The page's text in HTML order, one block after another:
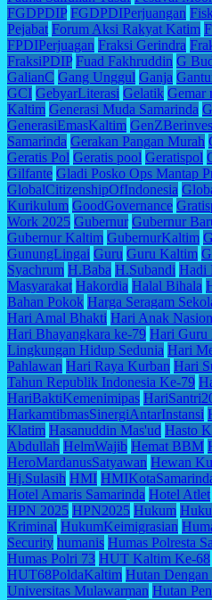
FGDPDIP FGDPDIPerjuangan
Pejabat Forum Aksi Rakyat Katim
FPDIPerjuagan Fraksi Gerindra
FraksiPDIP Fuad Fakhruddin G
GalianC Gang Unggul Ganja
GCI GebyarLiterasi Gelatik Gemar
Kaltim Generasi Muda Samarinda
GenerasiEmasKaltim
Samarinda Gerakan Pangan Murah
Geratis Pol Geratis pool Geratispol
Gilfante Gladi Posko Ops Mantap
GlobalCitizenshipOfIndonesia
Kurikulum GoodGovernance
Work 2025 Gubernur Gubernur
Gubernur Kaltim GubernurKaltim
GunungLingai Guru Guru Kaltim
Syachrum H.Baba H.Subandi Hadi
Masyarakat Hakordia Halal Bihala
Bahan Pokok Harga Seragam
Hari Amal Bhakti Hari Anak
Hari Bhayangkara ke-79 Hari Guru
Lingkungan Hidup Sedunia Hari
Pahlawan Hari Raya Kurban Hari
Tahun Republik Indonesia Ke-79
HariBaktiKemenimipas
HarkamtibmasSinergiAntarInstansi
Klatim Hasanuddin Mas'ud Hasto
Abdullah HelmWajib Hemat BBM
HeroMardanusSatyawan Hewan
Hj.Sulasih HMI
Hotel Amaris Samarinda Hotel Atlet
HPN 2025 HPN2025 Hukum
Kriminal HukumKeimigrasian
Security humanis Humas Polresta
Humas Polri 73 HUT Kaltim Ke-68
HUT68PoldaKaltim Hutan
Universitas Mulawarman Hutan